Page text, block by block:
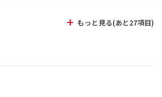
もっと見る(あと27項目)